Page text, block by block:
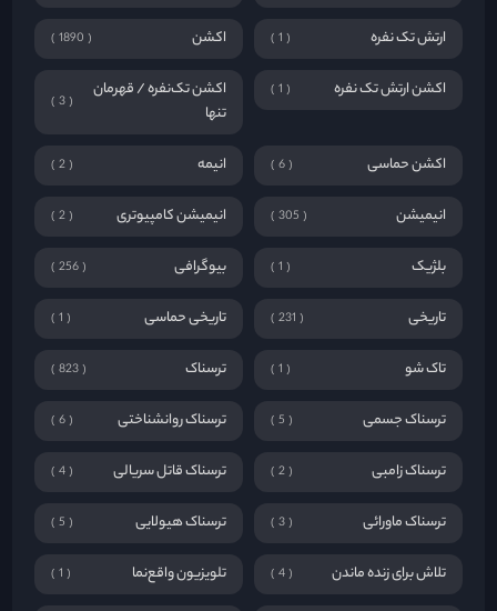
ارتش تک نفره 1 اکشن 1890
اکشن ارتش تک نفره 1
اکشن تک‌نفره / قهرمان
تنها
3
اکشن حماسی 6 انیمه 2
انیمیشن 305 انیمیشن کامپیوتری 2
بلژیک 1 بیوگرافی 256
تاریخی 231 تاریخی حماسی 1
تاک شو 1 ترسناک 823
ترسناک جسمی 5 ترسناک روانشناختی 6
ترسناک زامبی 2 ترسناک قاتل سریالی 4
ترسناک ماورائی 3 ترسناک هیولایی 5
تلاش برای زنده ماندن 4 تلویزیون واقع‌نما 1